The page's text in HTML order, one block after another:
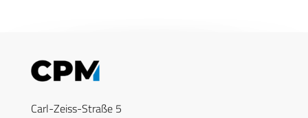
Carl-Zeiss-Straße 5